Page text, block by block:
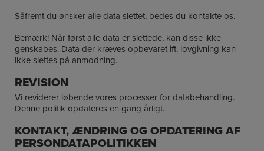
Såfremt du ønsker alle data slettet, bedes du kontakte os.
Bemærk! Når først alle data er slettede, kan disse ikke
genskabes. Data der kræves opbevaret ift. lovgivning kan
ikke slettes på anmodning.
REVISION
Vi reviderer løbende vores processer for databehandling.
Denne politik opdateres en gang årligt.
KONTAKT, ÆNDRING OG OPDATERING AF
PERSONDATAPOLITIKKEN